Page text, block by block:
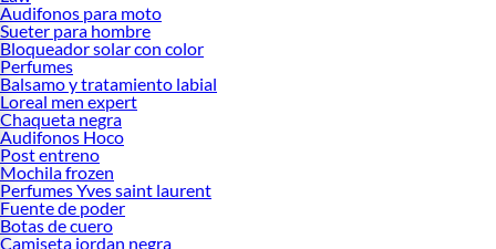
Audifonos para moto
Sueter para hombre
Bloqueador solar con color
Perfumes
Balsamo y tratamiento labial
Loreal men expert
Chaqueta negra
Audifonos Hoco
Post entreno
Mochila frozen
Perfumes Yves saint laurent
Fuente de poder
Botas de cuero
Camiseta jordan negra